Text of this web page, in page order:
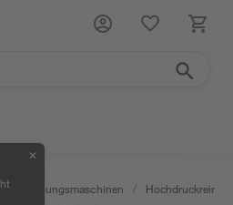
✕
/ Reinigungsmaschinen /